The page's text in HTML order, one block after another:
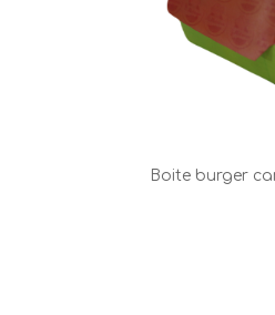
Boite burger carré